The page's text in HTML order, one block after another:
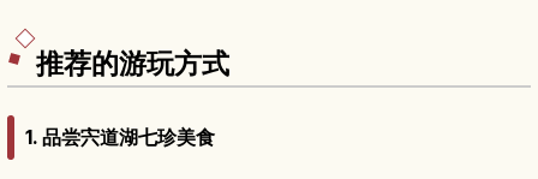
推荐的游玩方式
1. 品尝宍道湖七珍美食